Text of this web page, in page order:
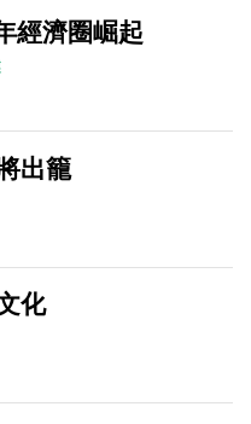
經濟圈崛起
出籠
化